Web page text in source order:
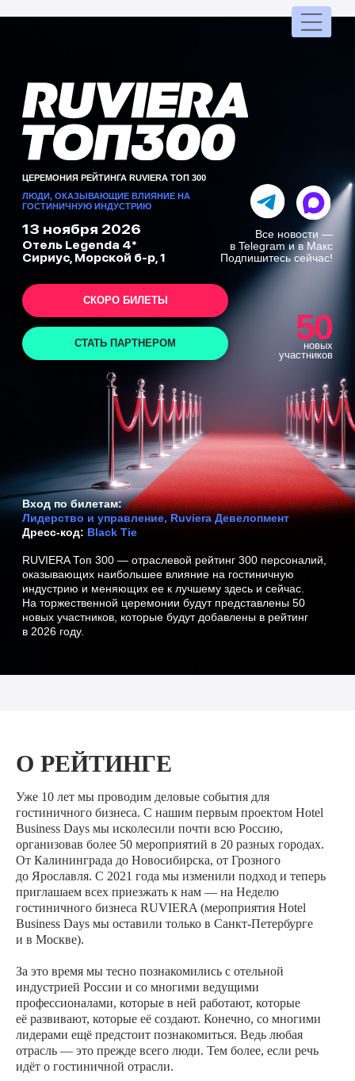
СТАТЬ ПАРТНЕРОМ
RUVIERA Топ 300 — отраслевой рейтинг 300 персоналий,
оказывающих наибольшее влияние на гостиничную
индустрию и меняющих ее к лучшему здесь и сейчас.
На торжественной церемонии будут представлены 50
новых участников, которые будут добавлены в рейтинг
ЦЕРЕМОНИЯ РЕЙТИНГА RUVIERA TOП 300
13 ноября 2026
Отель Legenda 4*
Сириус, Морской б-р, 1
в Telegram и в Макс
Подпишитесь сейчас!
Вход по билетам:
ЛЮДИ, ОКАЗЫВАЮЩИЕ ВЛИЯНИЕ НА
ГОСТИНИЧНУЮ ИНДУСТРИЮ
новых
участников
О РЕЙТИНГЕ
Уже 10 лет мы проводим деловые события для
гостиничного бизнеса. С нашим первым проектом Hotel
Business Days мы исколесили почти всю Россию,
организовав более 50 мероприятий в 20 разных городах.
От Калининграда до Новосибирска, от Грозного
до Ярославля. С 2021 года мы изменили подход и теперь
приглашаем всех приезжать к нам — на Неделю
гостиничного бизнеса RUVIERA (мероприятия Hotel
Business Days мы оставили только в Санкт-Петербурге
и в Москве).
За это время мы тесно познакомились с отельной
индустрией России и со многими ведущими
профессионалами, которые в ней работают, которые
её развивают, которые её создают. Конечно, со многими
лидерами ещё предстоит познакомиться. Ведь любая
отрасль — это прежде всего люди. Тем более, если речь
идёт о гостиничной отрасли.